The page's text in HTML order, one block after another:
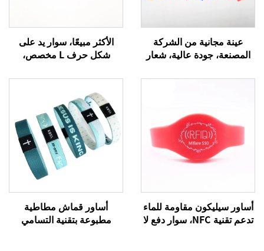
عينة مجانية من الشركة
المصنعة، جودة عالية، شعار
سوار منسوج من الساتان،
الأكثر مبيعًا، سوار يد على
شكل حرف L مخصص،
منسوج من الساتان
للاحتفالات والمناسبات
الترويجية
أساور سيليكون مقاومة للماء
تدعم تقنية NFC، سوار دفع لا
أساور قماش مطاطية
مطبوعة بتقنية التسامي